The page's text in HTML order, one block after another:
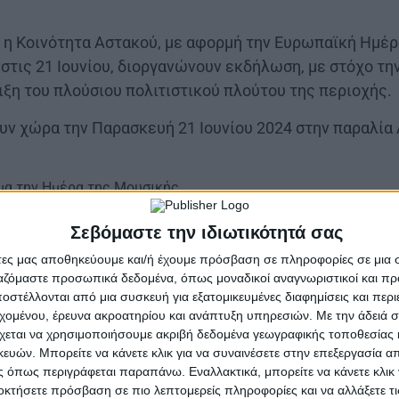
Σεβόμαστε την ιδιωτικότητά σας
μας αποθηκεύουμε και/ή έχουμε πρόσβαση σε πληροφορίες σε
προσωπικά δεδομένα, όπως μοναδικοί αναγνωριστικοί και
από μια συσκευή για εξατομικευμένες διαφημίσεις και
έρευνα ακροατηρίου και ανάπτυξη υπηρεσιών. Με την άδειά
να χρησιμοποιήσουμε ακριβή δεδομένα γεωγραφικής τοποθεσίας
Μπορείτε να κάνετε κλικ για να συναινέσετε στην επεξεργασία
περιγράφεται παραπάνω. Εναλλακτικά, μπορείτε να κάνετε κλικ
πρόσβαση σε πιο λεπτομερείς πληροφορίες και να αλλάξετε
Κοινότητα Αστακού, με αφορμή την Ευρωπαϊκή
21 Ιουνίου, διοργανώνουν εκδήλωση, με στόχο
του πλούσιου πολιτιστικού πλούτου της περιοχής.
χώρα την Παρασκευή 21 Ιουνίου 2024 στην
την Ημέρα της Μουσικής
τη μουσική κοντά σε όλους τους πολίτες»,
«Πιστεύουμε ότι η μουσική είναι
να φέρει χαρά και ευτυχία στη ζωή μας».
σε ερασιτέχνες ή επαγγελματίες μουσικούς
μέρος στην εκδήλωσή να δηλώσουν συμμετοχή